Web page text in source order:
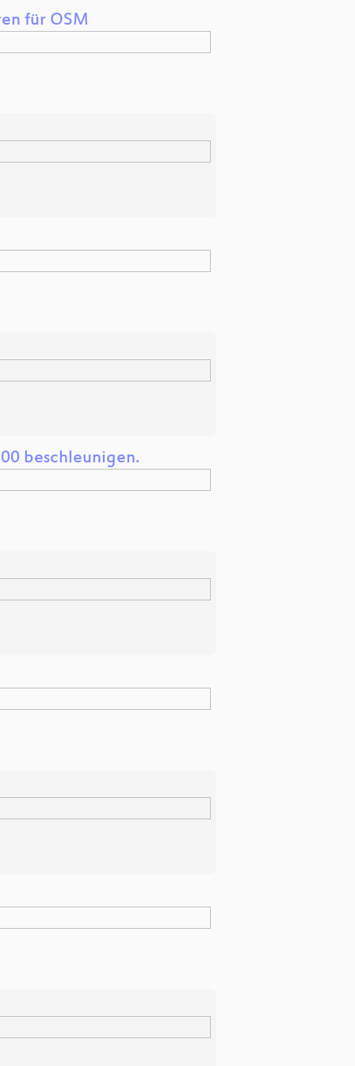
für OSM
beschleunigen.